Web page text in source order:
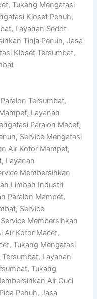
Tukang Mengatasi
Kloset Penuh,
Layanan Sedot
Tinja Penuh, Jasa
Kloset Tersumbat,
Tersumbat,
Layanan
Paralon Macet,
Service Mengatasi
Air Kotor Mampet,
Layanan
Membersihkan
Limbah Industri
Paralon Mampet,
Service
Membersihkan
Air Kotor Macet,
Tukang Mengatasi
Layanan
Tukang
Air Cuci
Penuh, Jasa